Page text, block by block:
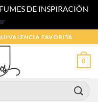
DE INSPIRACIÓN
FAVORITA
0